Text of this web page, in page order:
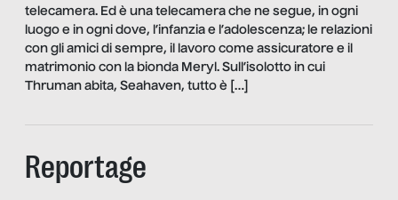
telecamera. Ed è una telecamera che ne segue, in ogni
luogo e in ogni dove, l’infanzia e l’adolescenza; le relazioni
con gli amici di sempre, il lavoro come assicuratore e il
matrimonio con la bionda Meryl. Sull’isolotto in cui
Thruman abita, Seahaven, tutto è […]
Reportage